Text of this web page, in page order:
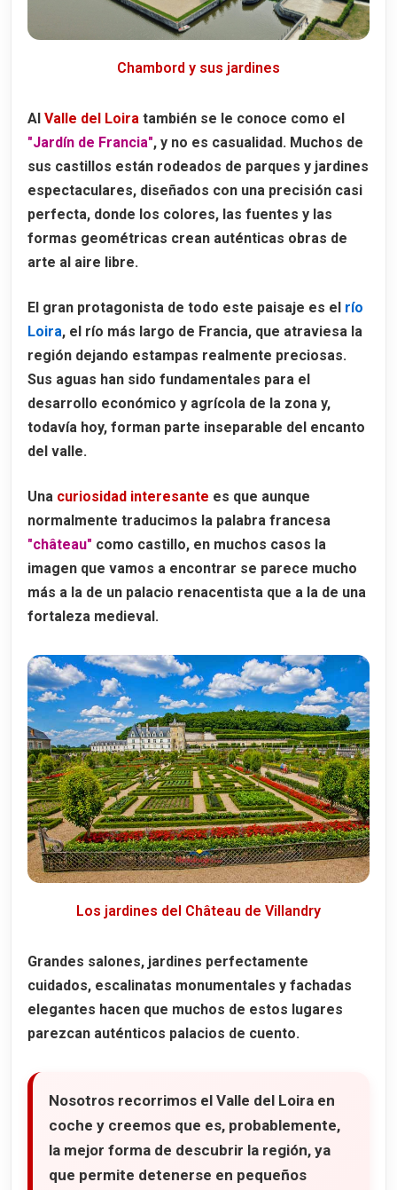
Qué ver en el interior de Cheverny
Abadía de Fontevraud
La necrópolis de los Plantagenet
Las tumbas de Leonor de Aquitania y Ricardo Corazón de León
Quién fue Leonor de Aquitania
Castillo de Chaumont-sur-Loire
Cómo llegar al Château de Chaumont-sur-Loire
El castillo actual y sus jardines
Horarios y entradas del Château de Chaumont-sur-Loire
Tours: la capital del Valle del Loira
La Catedral de San Gatien
Por qué alojarse en Tours
Blois
Amboise
Saumur
Angers
Nantes
Chinon
Nuestro hotel en el Valle del Loira
Dónde comimos en el Valle del Loira
La Maison des Halles
La Bigouden
Restaurante en Villandry
L'Ardoise Chinon
Chambord y sus jardines
Al Valle del Loira también se le conoce como el
"Jardín de Francia", y no es casualidad. Muchos de
sus castillos están rodeados de parques y jardines
espectaculares, diseñados con una precisión casi
perfecta, donde los colores, las fuentes y las
formas geométricas crean auténticas obras de
arte al aire libre.
El gran protagonista de todo este paisaje es el río
Loira, el río más largo de Francia, que atraviesa la
región dejando estampas realmente preciosas.
Sus aguas han sido fundamentales para el
desarrollo económico y agrícola de la zona y,
todavía hoy, forman parte inseparable del encanto
del valle.
Una curiosidad interesante es que aunque
normalmente traducimos la palabra francesa
"château" como castillo, en muchos casos la
imagen que vamos a encontrar se parece mucho
más a la de un palacio renacentista que a la de una
fortaleza medieval.
Los jardines del Château de Villandry
Grandes salones, jardines perfectamente
cuidados, escalinatas monumentales y fachadas
elegantes hacen que muchos de estos lugares
parezcan auténticos palacios de cuento.
Nosotros recorrimos el Valle del Loira en
coche y creemos que es, probablemente,
la mejor forma de descubrir la región, ya
que permite detenerse en pequeños